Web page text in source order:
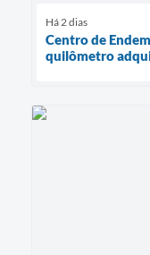
Há 2 dias
Centro de
quilômetro